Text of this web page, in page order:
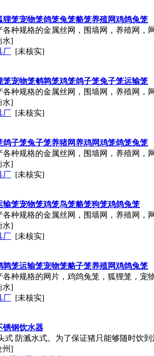
笼宠物笼鸽笼兔笼貉笼养殖网鸡鸽兔笼
种规格的金属丝网，围墙网，养殖网
水]
厂 [未核实]
宠物笼鹌鹑笼鸡笼鸽子笼兔子笼运输笼
种规格的金属丝网，围墙网，养殖网
水]
厂 [未核实]
子笼兔子笼养猪网养鸡网鸡笼鸽笼兔笼
种规格的金属丝网，围墙网，养殖网
水]
厂 [未核实]
笼宠物笼鸡笼鸟笼貉笼狗笼鸡鸽兔笼
种规格的金属丝网，围墙网，养殖网
水]
厂 [未核实]
笼运输笼宠物笼貉子笼养殖网鸡鸽兔笼
种规格的网片，鸡鸽兔笼，狐狸笼，
水]
厂 [未核实]
锈钢饮水器
式 防溅水式。为了保证猪只能够随时饮
州]